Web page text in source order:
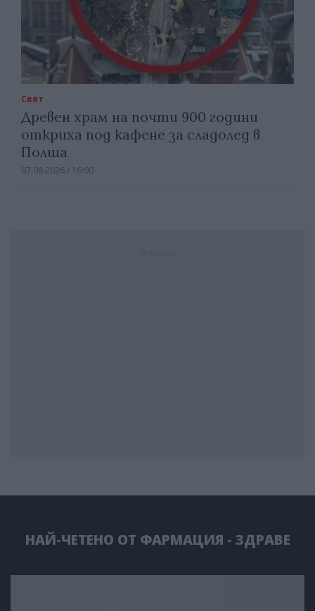
Свят
Древен храм на почти 900 години
откриха под кафене за сладолед в
Полша
07.08.2026 / 16:00
НАЙ-ЧЕТЕНО ОТ ФАРМАЦИЯ - ЗДРАВЕ